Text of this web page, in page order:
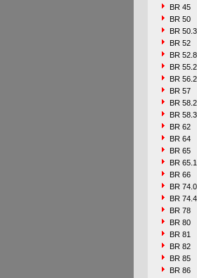
BR 45
BR 50
BR
BR 52
BR
BR
BR
BR 57
BR 58.2
BR
BR 62
BR 64
BR 65
BR
BR 66
BR 74.0
BR 74.4
BR 78
BR 80
BR 81
BR 82
BR 85
BR 86